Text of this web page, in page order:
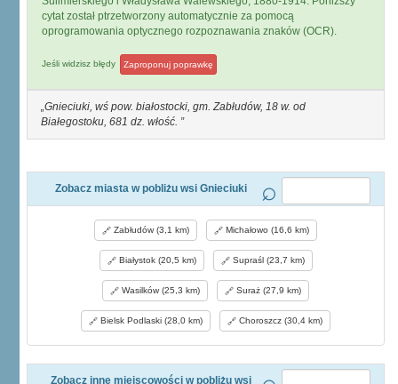
cytat został ptrzetworzony automatycznie za pomocą
oprogramowania optycznego rozpoznawania znaków (OCR).
Jeśli widzisz błędy Zaproponuj poprawkę
Gnieciuki, wś pow. białostocki, gm. Zabłudów, 18 w. od
Białegostoku, 681 dz. włość.
Zobacz miasta w pobliżu wsi Gnieciuki
Zabłudów (3,1 km) Michałowo (16,6 km)
Białystok (20,5 km) Supraśl (23,7 km)
Wasilków (25,3 km) Suraż (27,9 km)
Bielsk Podlaski (28,0 km) Choroszcz (30,4 km)
Zobacz inne miejscowości w pobliżu wsi